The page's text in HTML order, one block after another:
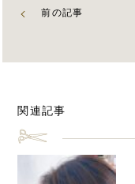
前の記事
関連記事